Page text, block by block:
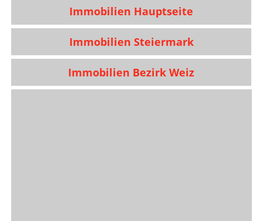
Immobilien Hauptseite
Immobilien Steiermark
Immobilien Bezirk Weiz